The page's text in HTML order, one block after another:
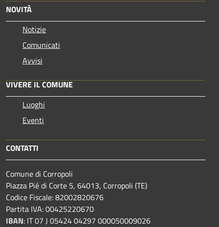
NOVITÀ
Notizie
Comunicati
Avvisi
VIVERE IL COMUNE
Luoghi
Eventi
CONTATTI
Comune di Corropoli
Piazza Pié di Corte 5, 64013, Corropoli (TE)
Codice Fiscale: 82002820676
Partita IVA: 00425220670
IBAN: IT 07 J 05424 04297 000050009026